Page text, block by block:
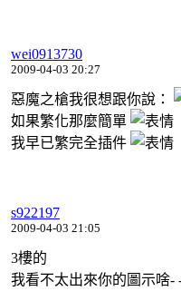
wei0913730
2009-04-03 20:27
惡魔之槍我很想跟你說：
如果繁化那麼簡單
我早已繁完全插件
s922197
2009-04-03 21:05
3樓的
我看不太出來你的圖示啥-